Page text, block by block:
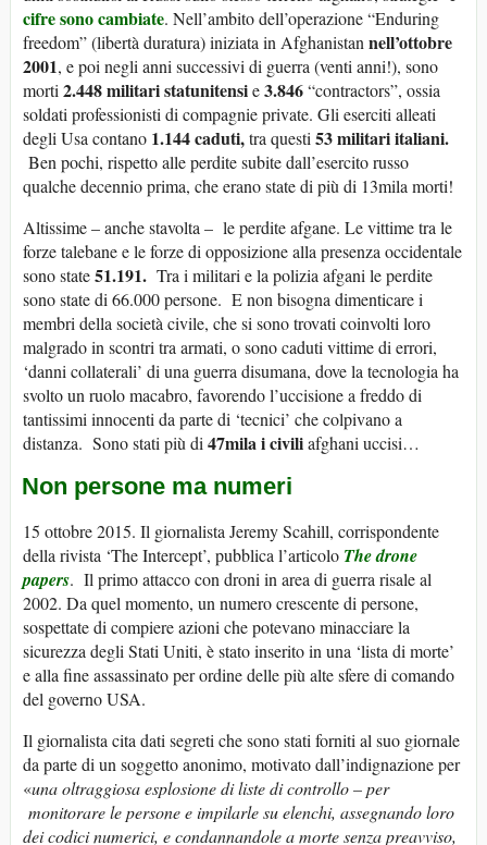
cifre sono cambiate. Nell’ambito dell’operazione “Enduring
freedom” (libertà duratura) iniziata in Afghanistan nell’ottobre
2001, e poi negli anni successivi di guerra (venti anni!), sono
morti 2.448 militari statunitensie3.846“contractors”, ossia
soldati professionisti di compagnie private. Gli eserciti alleati
degli Usa contano 1.144 caduti,tra questi 53 militari italiani.
Ben pochi, rispetto alle perdite subite dall’esercito russo
qualche decennio prima, che erano state di più di 13mila morti!
Altissime – anche stavolta – le perdite afgane. Le vittime tra le
forze talebane e le forze di opposizione alla presenza occidentale
sono state51.191. Tra i militari e la polizia afgani le perdite
sono state di 66.000 persone. E non bisogna dimenticare i
membri della società civile, che si sono trovati coinvolti loro
malgrado in scontri tra armati, o sono caduti vittime di errori,
‘danni collaterali’ di una guerra disumana, dove la tecnologia ha
svolto un ruolo macabro, favorendo l’uccisione a freddo di
tantissimi innocenti da parte di ‘tecnici’ che colpivano a
distanza. Sono stati più di 47mila i civiliafghani uccisi…
Non persone ma numeri
15 ottobre 2015. Il giornalista Jeremy Scahill, corrispondente
della rivista ‘The Intercept’, pubblica l’articolo The drone
papers. Il primo attacco con droni in area di guerra risale al
2002. Da quel momento, un numero crescente di persone,
sospettate di compiere azioni che potevano minacciare la
sicurezza degli Stati Uniti, è stato inserito in una ‘lista di morte’
e alla fine assassinato per ordine delle più alte sfere di comando
del governo USA.
Il giornalista cita dati segreti che sono stati forniti al suo giornale
da parte di un soggetto anonimo, motivato dall’indignazione per
«una oltraggiosa esplosione di liste di controllo – per
monitorare le persone e impilarle su elenchi, assegnando loro
dei codici numerici, e condannandole a morte senza preavviso,